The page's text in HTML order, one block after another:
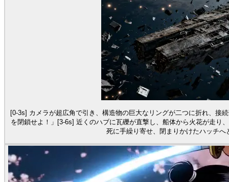
[0-3s] カメラが超広角で引き、構造物の巨大なリングが二つに折れ、接
を閉鎖せよ！」[3-6s] 近くのハブに瓦礫が直撃し、船体から火花が走り
死に手繰り寄せ、閉まりかけたハッチ